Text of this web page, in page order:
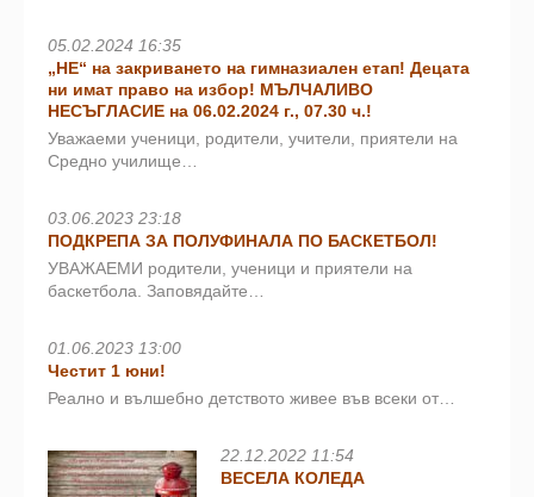
05.02.2024 16:35
„НЕ“ на закриването на гимназиален етап! Децата
ни имат право на избор! МЪЛЧАЛИВО
НЕСЪГЛАСИЕ на 06.02.2024 г., 07.30 ч.!
Уважаеми ученици, родители, учители, приятели на
Средно училище…
03.06.2023 23:18
ПОДКРЕПА ЗА ПОЛУФИНАЛА ПО БАСКЕТБОЛ!
УВАЖАЕМИ родители, ученици и приятели на
баскетбола. Заповядайте…
01.06.2023 13:00
Честит 1 юни!
Реално и вълшебно детството живее във всеки от…
22.12.2022 11:54
ВЕСЕЛА КОЛЕДА